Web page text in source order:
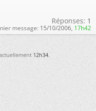
Réponses: 1
message: 15/10/2006, 17h42
12h34.